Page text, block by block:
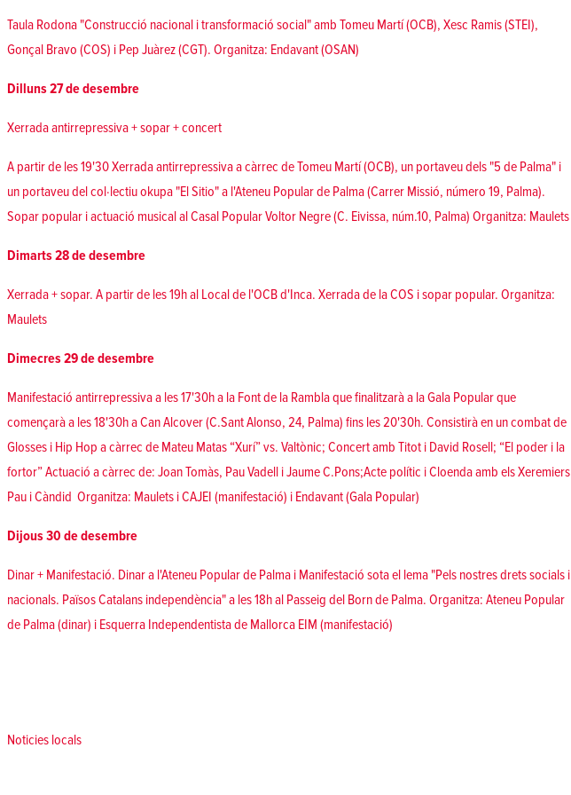
Taula Rodona "Construcció nacional i transformació social" amb Tomeu Martí (OCB), Xesc Ramis (STEI),
Gonçal Bravo (COS) i Pep Juàrez (CGT). Organitza: Endavant (OSAN)
Dilluns 27 de desembre
Xerrada antirrepressiva + sopar + concert
A partir de les 19'30 Xerrada antirrepressiva a càrrec de Tomeu Martí (OCB), un portaveu dels "5 de Palma" i
un portaveu del col·lectiu okupa "El Sitio" a l'Ateneu Popular de Palma (Carrer Missió, número 19, Palma).
Sopar popular i actuació musical al Casal Popular Voltor Negre (C. Eivissa, núm.10, Palma) Organitza: Maulets
Dimarts 28 de desembre
Xerrada + sopar. A partir de les 19h al Local de l'OCB d'Inca. Xerrada de la COS i sopar popular. Organitza:
Maulets
Dimecres 29 de desembre
Manifestació antirrepressiva a les 17'30h a la Font de la Rambla que finalitzarà a la Gala Popular que
començarà a les 18'30h a Can Alcover (C.Sant Alonso, 24, Palma) fins les 20'30h. Consistirà en un combat de
Glosses i Hip Hop a càrrec de Mateu Matas “Xurí” vs. Valtònic; Concert amb Titot i David Rosell; “El poder i la
fortor” Actuació a càrrec de: Joan Tomàs, Pau Vadell i Jaume C.Pons;Acte polític i Cloenda amb els Xeremiers
Pau i Càndid Organitza: Maulets iCAJEI (manifestació) i Endavant (Gala Popular)
Dijous 30 de desembre
Dinar + Manifestació. Dinar a l'Ateneu Popular de Palma i Manifestació sota el lema "Pels nostres drets socials i
nacionals. Països Catalans independència" a les 18h al Passeig del Born de Palma. Organitza: Ateneu Popular
de Palma(dinar) i Esquerra Independentista de Mallorca EIM (manifestació)
Posted in
Noticies locals